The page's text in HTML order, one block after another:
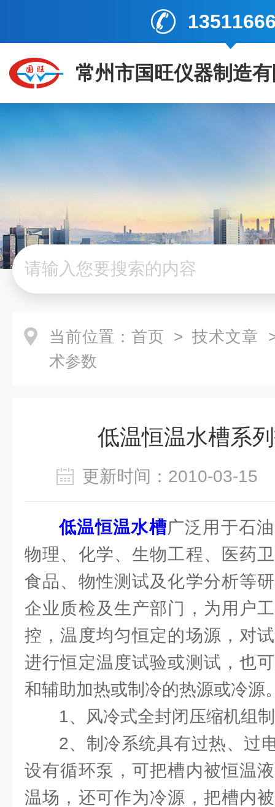
常州市国旺仪器制造
当前位置： 首页 > 技术文章
术参数
低温恒温水槽系
更新时间：2010-03-
低温恒温水槽广泛用于石
物理、化学、生物工程、医药
食品、物性测试及化学分析等
企业质检及生产部门，为用户
控，温度均匀恒定的场源，对
进行恒定温度试验或测试，也
和辅助加热或制冷的热源或冷源
1、风冷式全封闭压缩机组
2、制冷系统具有过热、过
设有循环泵，可把槽内被恒温
温场，还可作为冷源，把槽内